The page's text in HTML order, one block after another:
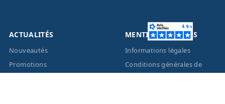
ACTUALITÉS
Nouveautés
Promotions
MENTIONS LÉGALES
Informations légales
Conditions générales de
vente